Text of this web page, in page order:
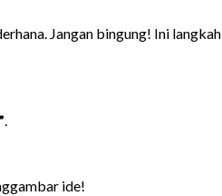
Jangan bingung! Ini langkah
.
ide!